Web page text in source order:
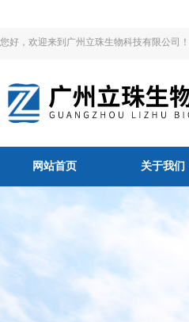
您好，欢迎来到广州立珠生物科技有限公司！
网站首页 关于我们